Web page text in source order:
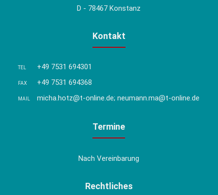
D - 78467 Konstanz
Kontakt
TEL +49 7531 694301
FAX +49 7531 694368
MAIL micha.hotz@t-online.de; neumann.ma@t-online.de
Termine
Nach Vereinbarung
Rechtliches